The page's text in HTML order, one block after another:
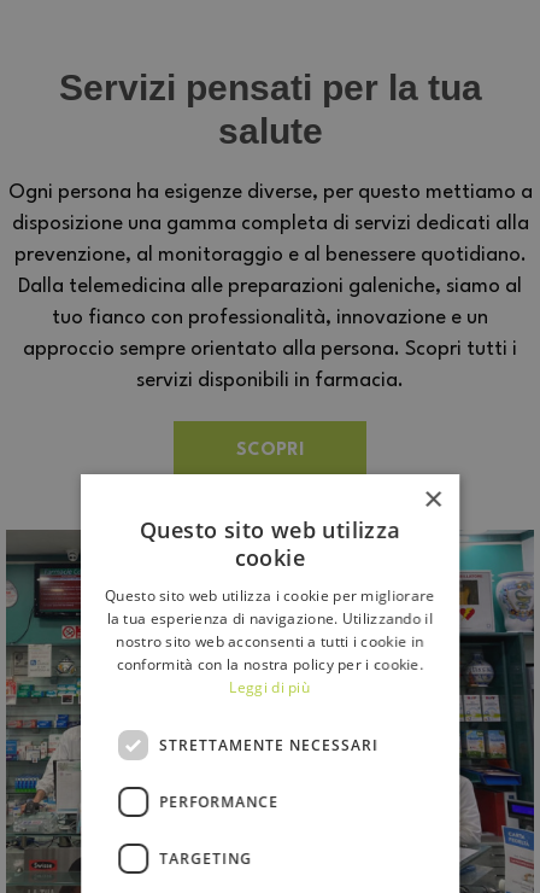
Servizi pensati per la tua
salute
Ogni persona ha esigenze diverse, per questo mettiamo a
disposizione una gamma completa di servizi dedicati alla
prevenzione, al monitoraggio e al benessere quotidiano.
Dalla telemedicina alle preparazioni galeniche, siamo al
tuo fianco con professionalità, innovazione e un
approccio sempre orientato alla persona. Scopri tutti i
servizi disponibili in farmacia.
SCOPRI
×
Questo sito web utilizza
cookie
Questo sito web utilizza i cookie per migliorare
la tua esperienza di navigazione. Utilizzando il
nostro sito web acconsenti a tutti i cookie in
conformità con la nostra policy per i cookie.
Leggi di più
STRETTAMENTE NECESSARI
PERFORMANCE
TARGETING